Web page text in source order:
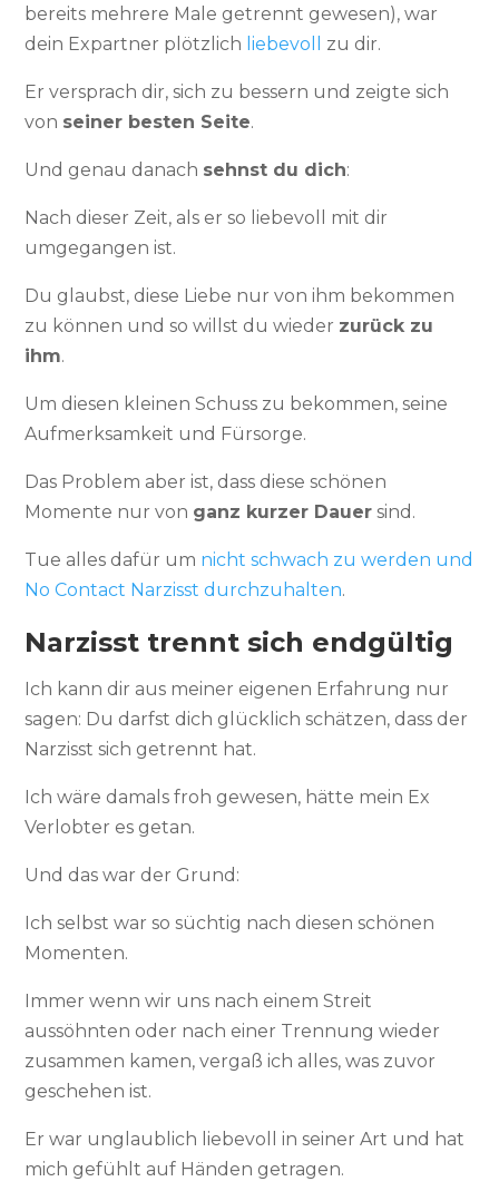
bereits mehrere Male getrennt gewesen), war
dein Expartner plötzlich liebevoll zu dir.
Er versprach dir, sich zu bessern und zeigte sich
von seiner besten Seite.
Und genau danach sehnst du dich:
Nach dieser Zeit, als er so liebevoll mit dir
umgegangen ist.
Du glaubst, diese Liebe nur von ihm bekommen
zu können und so willst du wieder zurück zu
ihm.
Um diesen kleinen Schuss zu bekommen, seine
Aufmerksamkeit und Fürsorge.
Das Problem aber ist, dass diese schönen
Momente nur von ganz kurzer Dauer sind.
Tue alles dafür um nicht schwach zu werden und
No Contact Narzisst durchzuhalten.
Narzisst trennt sich endgültig
Ich kann dir aus meiner eigenen Erfahrung nur
sagen: Du darfst dich glücklich schätzen, dass der
Narzisst sich getrennt hat.
Ich wäre damals froh gewesen, hätte mein Ex
Verlobter es getan.
Und das war der Grund:
Ich selbst war so süchtig nach diesen schönen
Momenten.
Immer wenn wir uns nach einem Streit
aussöhnten oder nach einer Trennung wieder
zusammen kamen, vergaß ich alles, was zuvor
geschehen ist.
Er war unglaublich liebevoll in seiner Art und hat
mich gefühlt auf Händen getragen.